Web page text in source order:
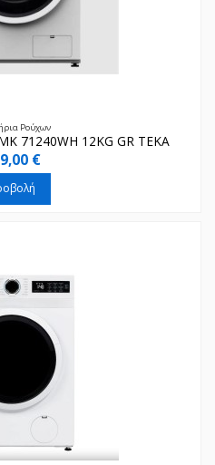
Ρούχων
71240WH 12KG GR TEKA
€